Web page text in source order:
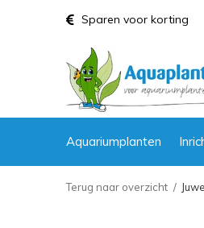
Aquariumplanten
Sparen voor korting
Terug naar overzicht